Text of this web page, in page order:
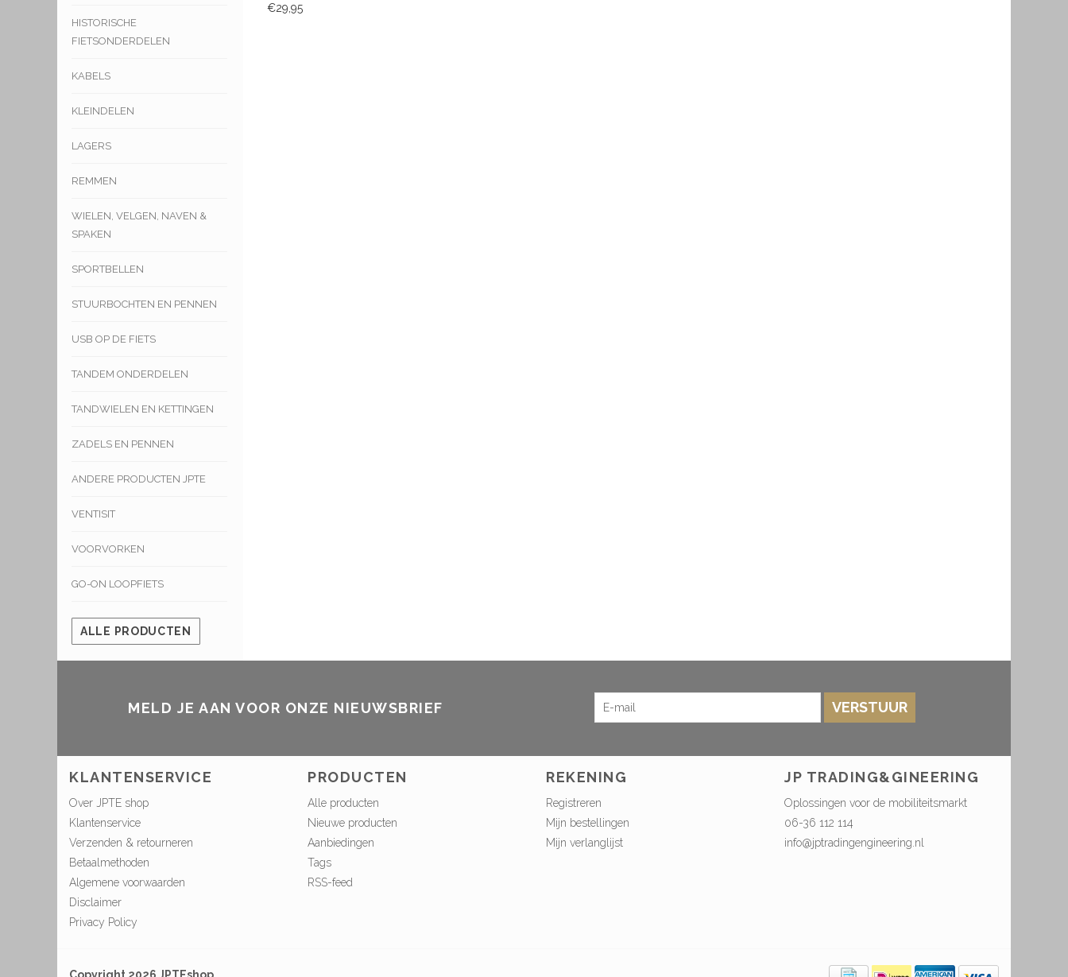
HISTORISCHE
FIETSONDERDELEN
KABELS
KLEINDELEN
LAGERS
REMMEN
WIELEN, VELGEN, NAVEN &
SPAKEN
SPORTBELLEN
STUURBOCHTEN EN PENNEN
USB OP DE FIETS
TANDEM ONDERDELEN
TANDWIELEN EN KETTINGEN
ZADELS EN PENNEN
ANDERE PRODUCTEN JPTE
VENTISIT
VOORVORKEN
GO-ON LOOPFIETS
ALLE PRODUCTEN
€29,95
MELD JE AAN VOOR ONZE NIEUWSBRIEF VERSTUUR
KLANTENSERVICE
Over JPTE shop
Klantenservice
Verzenden & retourneren
Betaalmethoden
Algemene voorwaarden
Disclaimer
Privacy Policy
PRODUCTEN
Alle producten
Nieuwe producten
Aanbiedingen
Tags
RSS-feed
REKENING
Registreren
Mijn bestellingen
Mijn verlanglijst
JP TRADING&GINEERING
Oplossingen voor de mobiliteitsmarkt
06-36 112 114
info@jptradingengineering.nl